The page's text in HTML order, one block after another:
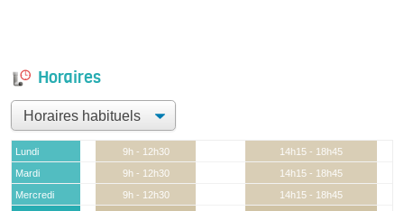
Horaires
Lundi 9h - 12h30
14h15 - 18h45
Mardi
9h - 12h30
14h15 - 18h45
Mercredi
9h - 12h30
14h15 - 18h45